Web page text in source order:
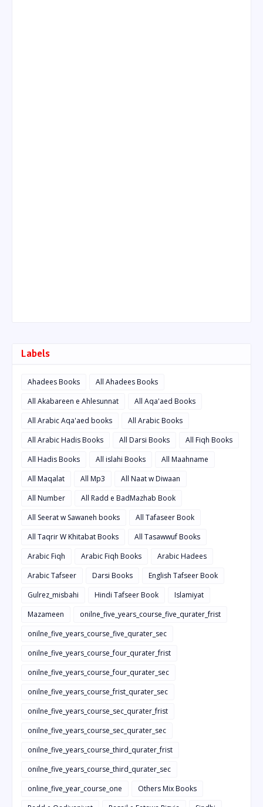
Labels
Ahadees Books
All Ahadees Books
All Akabareen e Ahlesunnat
All Aqa'aed Books
All Arabic Aqa'aed books
All Arabic Books
All Arabic Hadis Books
All Darsi Books
All Fiqh Books
All Hadis Books
All islahi Books
All Maahname
All Maqalat
All Mp3
All Naat w Diwaan
All Number
All Radd e BadMazhab Book
All Seerat w Sawaneh books
All Tafaseer Book
All Taqrir W Khitabat Books
All Tasawwuf Books
Arabic Fiqh
Arabic Fiqh Books
Arabic Hadees
Arabic Tafseer
Darsi Books
English Tafseer Book
Gulrez_misbahi
Hindi Tafseer Book
Islamiyat
Mazameen
onilne_five_years_course_five_qurater_frist
onilne_five_years_course_five_qurater_sec
onilne_five_years_course_four_qurater_frist
onilne_five_years_course_four_qurater_sec
onilne_five_years_course_frist_qurater_sec
onilne_five_years_course_sec_qurater_frist
onilne_five_years_course_sec_qurater_sec
onilne_five_years_course_third_qurater_frist
onilne_five_years_course_third_qurater_sec
online_five_year_course_one
Others Mix Books